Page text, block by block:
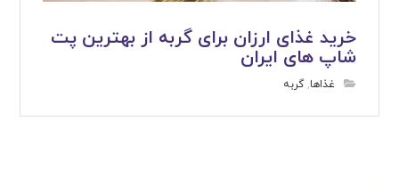
خرید غذای ارزان برای گربه از بهترین پت
شاپ های ایران
غذاها,گربه